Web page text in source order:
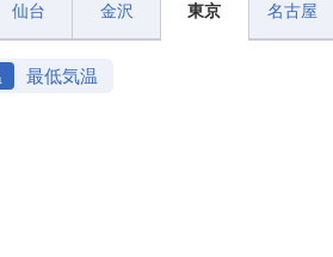
仙台 金沢 東京 名古屋
最低気温